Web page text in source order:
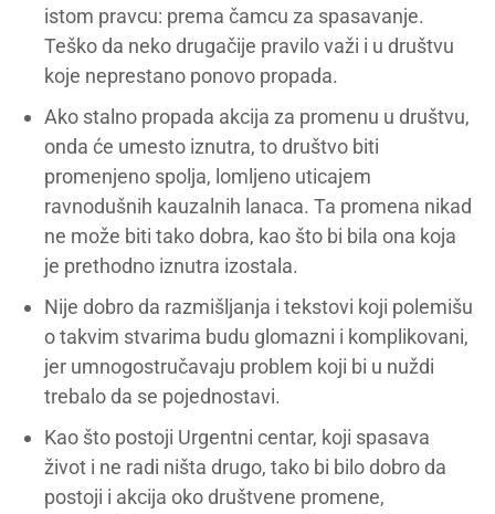
istom pravcu: prema čamcu za spasavanje.
Teško da neko drugačije pravilo važi i u društvu
koje neprestano ponovo propada.
Ako stalno propada akcija za promenu u društvu,
onda će umesto iznutra, to društvo biti
promenjeno spolja, lomljeno uticajem
ravnodušnih kauzalnih lanaca. Ta promena nikad
ne može biti tako dobra, kao što bi bila ona koja
je prethodno iznutra izostala.
Nije dobro da razmišljanja i tekstovi koji polemišu
o takvim stvarima budu glomazni i komplikovani,
jer umnogostručavaju problem koji bi u nuždi
trebalo da se pojednostavi.
Kao što postoji Urgentni centar, koji spasava
život i ne radi ništa drugo, tako bi bilo dobro da
postoji i akcija oko društvene promene,